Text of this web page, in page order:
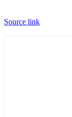
Source link